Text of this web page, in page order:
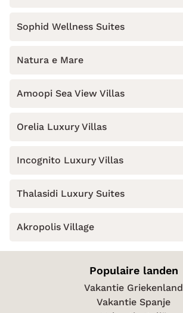
Sophid Wellness Suites
Natura e Mare
Amoopi Sea View Villas
Orelia Luxury Villas
Incognito Luxury Villas
Thalasidi Luxury Suites
Akropolis Village
Populaire landen
Vakantie Griekenland
Vakantie Spanje